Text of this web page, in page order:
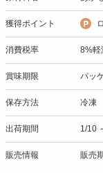
獲得ポイント
消費税率 8%軽
賞味期限 パッ
保存方法 冷凍
出荷期間 1/10
販売情報 販売